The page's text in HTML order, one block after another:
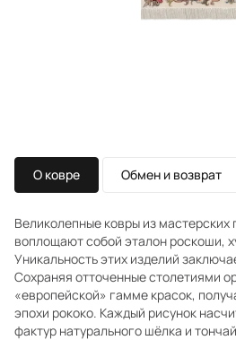
О ковре Обмен и возврат
Великолепные ковры из
воплощают собой эталон роскоши,
Уникальность этих изделий
Сохраняя отточенные столетиями
«европейской» гамме красок,
эпохи рококо. Каждый рисунок
фактур натурального шёлка и